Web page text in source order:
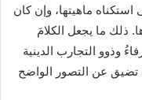
ماهيتها، وإن كان
ذلك ما يجعل الكلامَ
وذوو التجارب الدينية
تضيق عن التصور الواضح